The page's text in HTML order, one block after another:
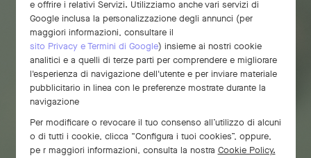
e offrire i relativi Servizi. Utilizziamo anche vari servizi di
Google inclusa la personalizzazione degli annunci (per
maggiori informazioni, consultare il
sito Privacy e Termini di Google) insieme ai nostri cookie
analitici e a quelli di terze parti per comprendere e migliorare
l'esperienza di navigazione dell'utente e per inviare materiale
pubblicitario in linea con le preferenze mostrate durante la
navigazione
Per modificare o revocare il tuo consenso all’utilizzo di alcuni
o di tutti i cookie, clicca “Configura i tuoi cookies”, oppure,
pe r maggiori informazioni, consulta la nostra Cookie Policy.